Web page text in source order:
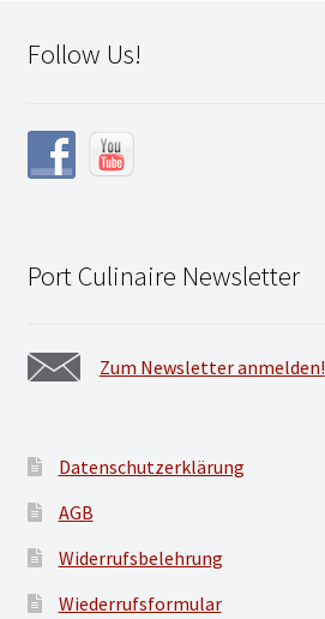
Follow Us!
Port Culinaire Newsletter
Zum Newsletter anmelden!
Datenschutzerklärung
AGB
Widerrufsbelehrung
Wiederrufsformular